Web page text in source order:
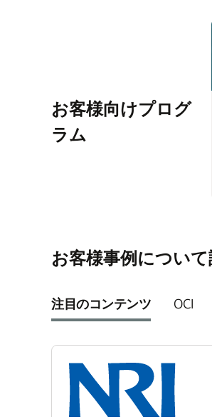
お客様向けプログ
ラム
お客様事例につい
注目のコンテンツ OCI